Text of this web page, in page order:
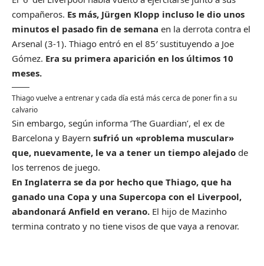
compañeros. Es más, Jürgen Klopp incluso le dio unos
minutos el pasado fin de semana en la derrota contra el
Arsenal (3-1). Thiago entró en el 85′ sustituyendo a Joe
Gómez. Era su primera aparición en los últimos 10
meses.
Thiago vuelve a entrenar y cada día está más cerca de poner fin a su
calvario
Sin embargo, según informa ‘The Guardian’, el ex de
Barcelona y Bayern sufrió un «problema muscular»
que, nuevamente, le va a tener un tiempo alejado de
los terrenos de juego.
En Inglaterra se da por hecho que Thiago, que ha
ganado una Copa y una Supercopa con el Liverpool,
abandonará Anfield en verano. El hijo de Mazinho
termina contrato y no tiene visos de que vaya a renovar.